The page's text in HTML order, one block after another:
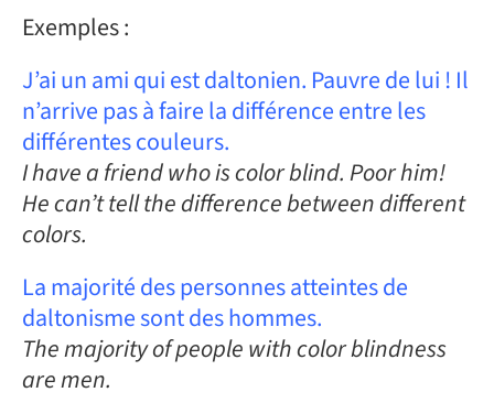
Exemples :
J’ai un ami qui est daltonien. Pauvre de lui ! Il
n’arrive pas à faire la différence entre les
différentes couleurs.
I have a friend who is color blind. Poor him!
He can’t tell the difference between different
colors.
La majorité des personnes atteintes de
daltonisme sont des hommes.
The majority of people with color blindness
are men.